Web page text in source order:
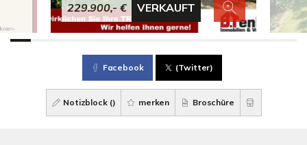
229.900,- € VERKAUFT
Facebook (Twitter)
Notizblock () merken Broschüre